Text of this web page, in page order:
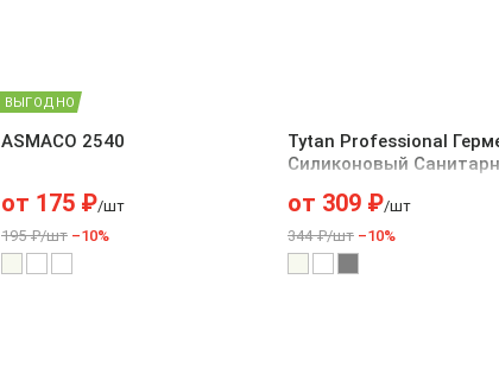
ВЫГОДНО
ASMACO 2540
от 175₽/шт
195 ₽/шт –10%
Tytan Professional
Силиконовый
от 309₽/шт
344 ₽/шт –10%